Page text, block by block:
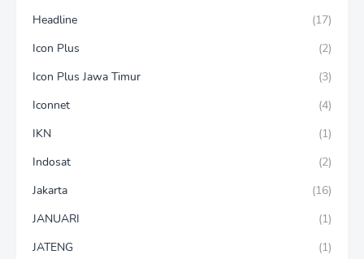
Headline
(17)
Icon Plus
(2)
Icon Plus Jawa Timur
(3)
Iconnet
(4)
IKN
(1)
Indosat
(2)
Jakarta
(16)
JANUARI
(1)
JATENG
(1)